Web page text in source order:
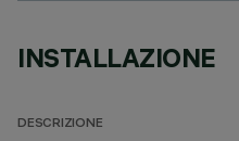
INSTALLAZIONE
DESCRIZIONE